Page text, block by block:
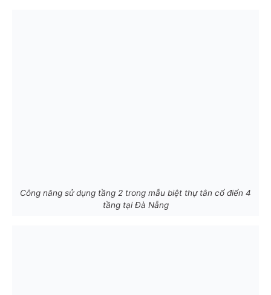
Công năng sử dụng tầng 2 trong mẫu biệt thự tân cổ điển 4
tầng tại Đà Nẵng